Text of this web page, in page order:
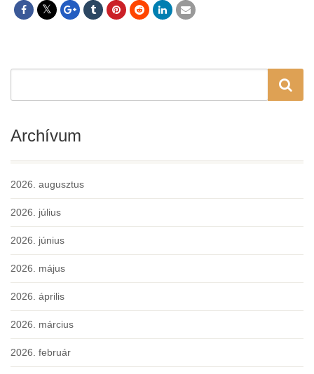
Archívum
2026. augusztus
2026. július
2026. június
2026. május
2026. április
2026. március
2026. február